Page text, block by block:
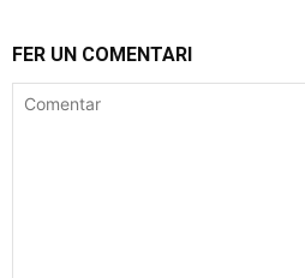
FER UN COMENTARI